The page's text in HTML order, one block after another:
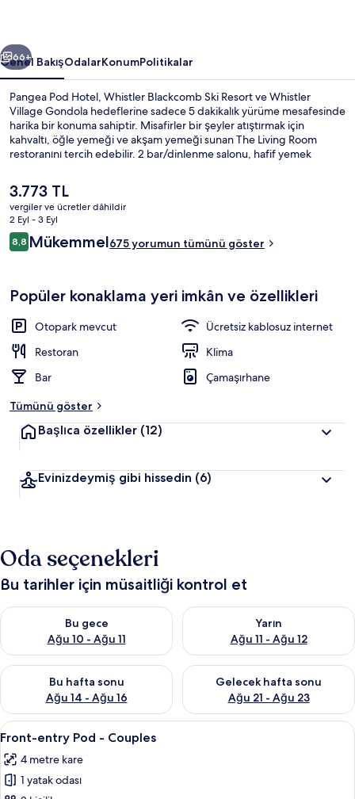
Sonraki
66+
Genel BakışOdalarKonumPolitikalar
Pangea Pod Hotel, Whistler Blackcomb Ski Resort ve Whistler
Village Gondola hedeflerine sadece 5 dakikalık yürüme mesafesinde
harika bir konuma sahiptir. Misafirler bir şeyler atıştırmak için
kahvaltı, öğle yemeği ve akşam yemeği sunan The Living Room
restoranını tercih edebilir. 2 bar/dinlenme salonu, hafif yemek
arasındadır. Misafirler yardıma hazır personel hakkında harika
yorumlarda bulunuyor.
Şu
anki
fiyat
3.773 TL
3.773 TL
vergiler ve ücretler dâhildir
2 Eyl - 3 Eyl
Yorumlar
8,88,8/10
Mükemmel675 yorumun tümünü göster
Popüler konaklama yeri imkân ve özellikleri
Otopark mevcut
Ücretsiz kablosuz internet
Restoran
Klima
Bar
Çamaşırhane
Tümünü göster
Başlıca özellikler (12)
Evinizdeymiş gibi hissedin (6)
Oda seçenekleri
Bu tarihler için müsaitliği kontrol et
Bu gece
Ağu 10 - Ağu 11
Bu gece için müsaitliği kontrol et Ağu 10 - Ağu 11
Yarın
Ağu 11 - Ağu 12
Yarın için müsaitliği kontrol et
Bu hafta sonu
Ağu 14 - Ağu 16
Bu hafta sonu için müsaitliği kontrol et Ağu 14 - Ağu 16
Gelecek hafta sonu
Ağu 21 - Ağu 23
Önümüzdeki hafta sonu için
Front-
entry
Pod
-
Kaliteli yatak takımı, memory foam
11
Front-entry Pod - Couples
4 metre kare
1 yatak odası